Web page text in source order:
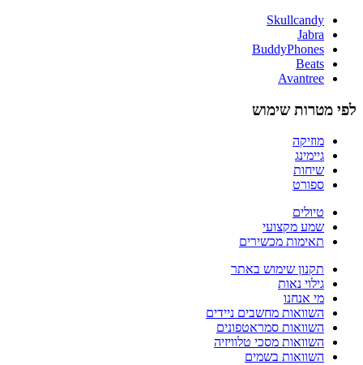
Skullcandy
Jabra
BuddyPhones
Beats
Avantree
לפי מטרות שימוש
מוזיקה
גיימינג
שיחות
ספורט
טיולים
שמע מקצועי
תאימות מכשירים
תקנון שימוש באתר
גילוי נאות
מי אנחנו
השוואות מחשבים ניידים
השוואות סמראטפונים
השוואות מסכי טלוויזיה
השוואות בשמים